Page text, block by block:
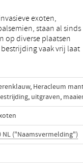
exoten,
staan al sinds
op diverse plaatsen
vaak vrij laat
in de strijd tegen
nog een hoop
, Heracleum
, uitgraven,
NL ("Naamsvermelding")